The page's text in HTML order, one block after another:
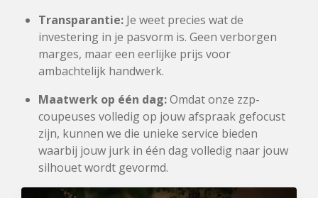
Transparantie: Je weet precies wat de
investering in je pasvorm is. Geen verborgen
marges, maar een eerlijke prijs voor
ambachtelijk handwerk.
Maatwerk op één dag:Omdat onze zzp-
coupeuses volledig op jouw afspraak gefocust
zijn, kunnen we die unieke service bieden
waarbij jouw jurk in één dag volledig naar jouw
silhouet wordt gevormd.